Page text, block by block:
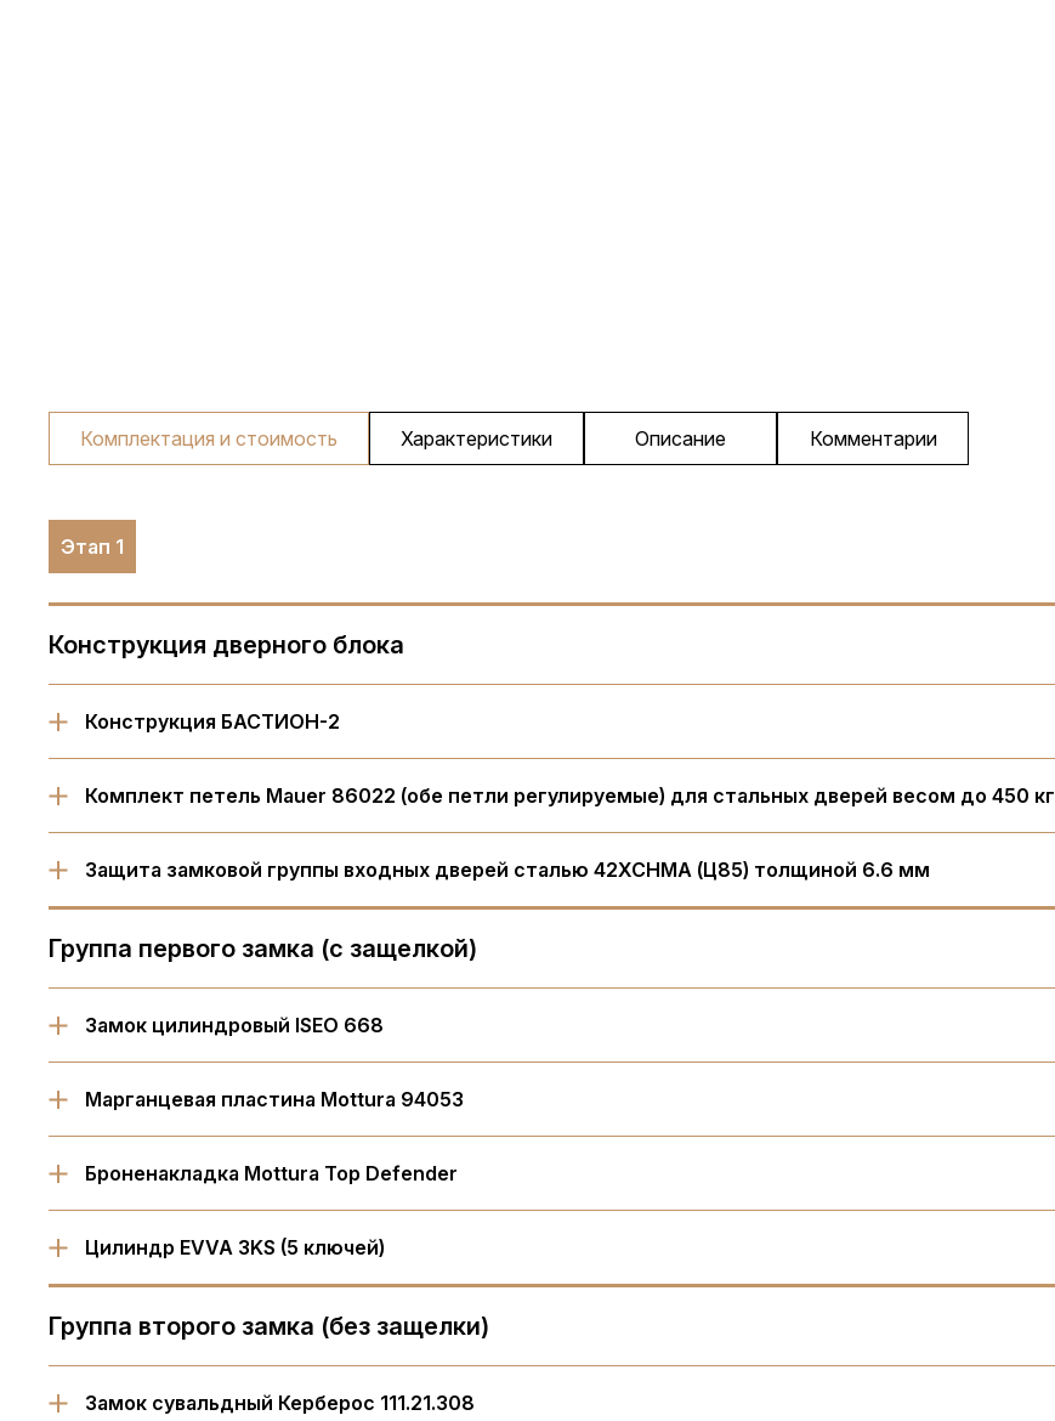
Комплектация и стоимость Характеристики Описание Комментарии
Этап 1
Конструкция дверного блока
Конструкция БАСТИОН-2
Комплект петель Mauer 86022 (обе петли регулируемые) для стальных дверей весом до 450 кг
Защита замковой группы входных дверей сталью 42XCHMA (Ц85) толщиной 6.6 мм
Группа первого замка (с защелкой)
Замок цилиндровый ISEO 668
Марганцевая пластина Mottura 94053
Броненакладка Mottura Top Defender
Цилиндр EVVA 3KS (5 ключей)
Группа второго замка (без защелки)
Замок сувальдный Керберос 111.21.308